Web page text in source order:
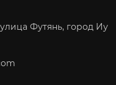
Футянь, город Иу